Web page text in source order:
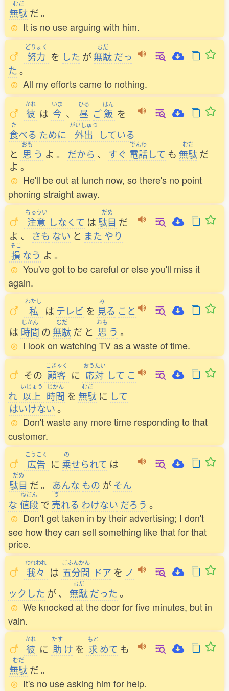
むだ
無駄だ。
It is no use arguing with him.
どりょく
努力 を した が
むだ
無駄だっ
た。
All my efforts came to nothing.
かれ
彼 は
いま
今 、
ひる
昼 ご
はん
飯 を
た
食べる ために
がいしゅつ
外出
している
と
おも
思 う よ 。 だから 、 すぐ
でんわ
電話して も
むだ
無駄だ
よ 。
He'll be out at lunch now, so there's no point
phoning straight away.
ちゅうい
注意 しなくて は
だめ
駄目 だ
よ 、 さも ない と また やり
そこ
損 なう よ 。
You've got to be careful or else you'll miss it
again.
わたし
私 は テレビ を
み
見る こと
は
じかん
時間 の
むだ
無駄だ と
おも
思 う 。
I look on watching TV as a waste of time.
その
こきゃく
顧客 に
おうたい
応対 して こ
れ
いじょう
以上
じかん
時間 を
むだ
無駄 に して
はいけない。
Don't waste any more time responding to that
customer.
こうこく
広告 に
の
乗せられて は
だめ
駄目 だ。 あんな もの が そん
な
ねだん
値段 で
う
売れる わけない だろう 。
Don't get taken in by their advertising; I don't
see how they can sell something like that for that
price.
われわれ
我々 は
ごふんかん
五分間 ドア を ノ
ックした が、
むだ
無駄だった。
We knocked at the door for five minutes, but in
vain.
かれ
彼 に
たす
助 け を
もと
求めて も
むだ
無駄だ。
It's no use asking him for help.